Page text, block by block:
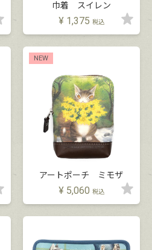
巾着 スイレン
¥ 1,375 税込
NEW
アートポーチ ミモザ
¥ 5,060 税込